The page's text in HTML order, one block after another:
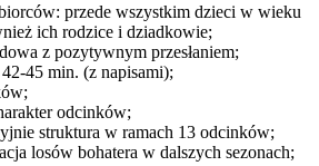
przede wszystkim dzieci w wieku
ich rodzice i dziadkowie;
z pozytywnym przesłaniem;
45 min. (z napisami);
odcinków;
struktura w ramach 13 odcinków;
losów bohatera w dalszych sezonach;